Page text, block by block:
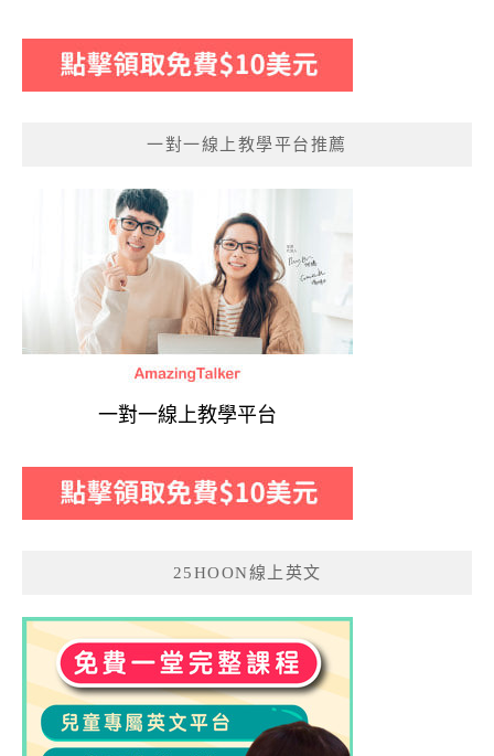
一對一線上教學平台推薦
一對一線上教學平台
25HOON線上英文